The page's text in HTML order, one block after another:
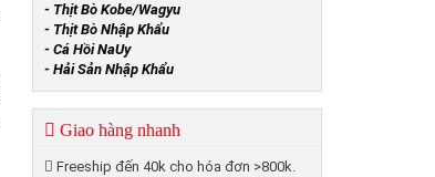
- Thịt Bò Kobe/Wagyu
- Thịt Bò Nhập Khẩu
- Cá Hồi NaUy
- Hải Sản Nhập Khẩu
Giao hàng nhanh
Freeship đến 40k cho hóa đơn >800k.